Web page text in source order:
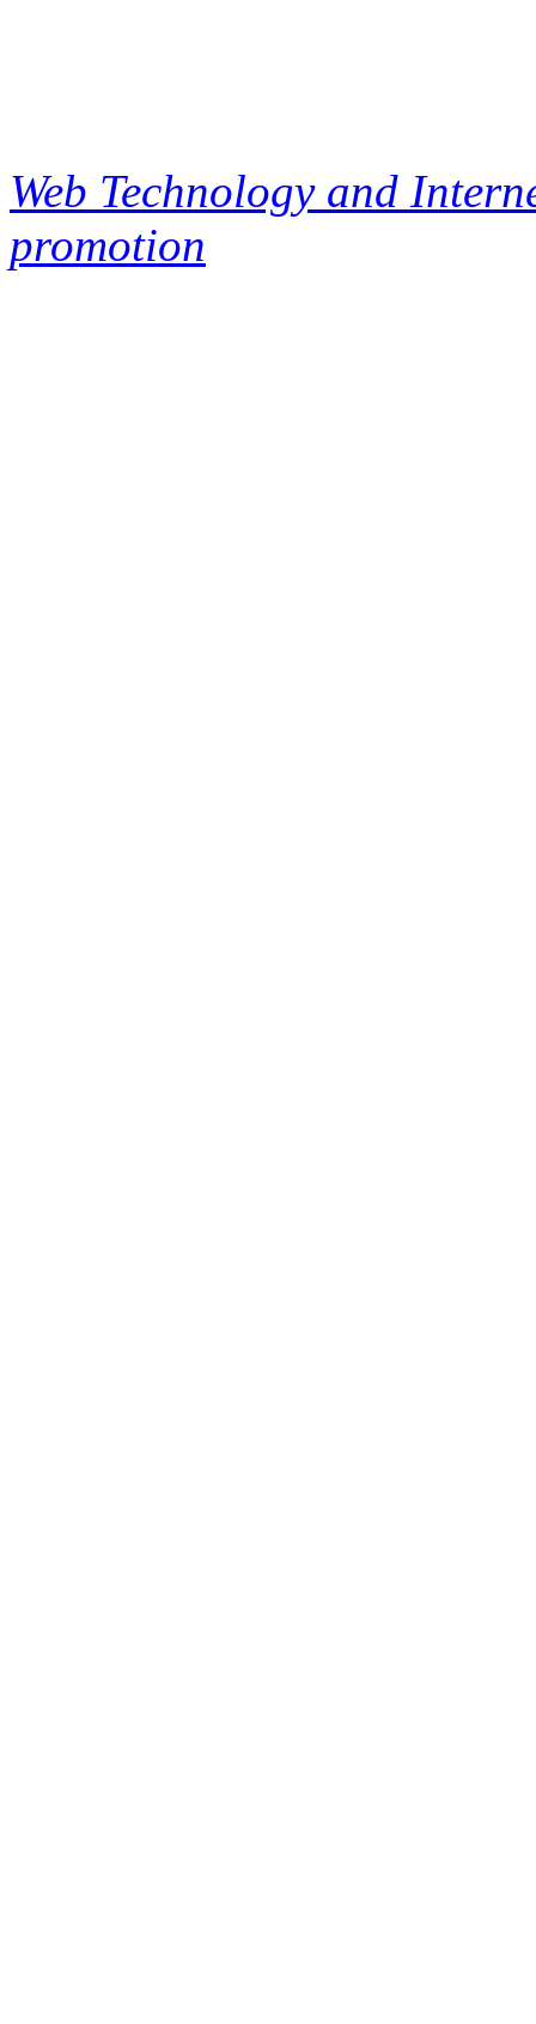
Web Technology and
promotion